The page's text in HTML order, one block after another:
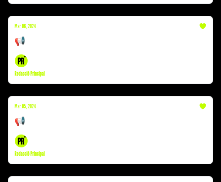
Mar 06, 2024
📢 Amnistia | Sorteig | Úrsula Corberó
Redacció Principal
Mar 05, 2024
📢 Nou partit | Successos | Amancio Ortega
Redacció Principal